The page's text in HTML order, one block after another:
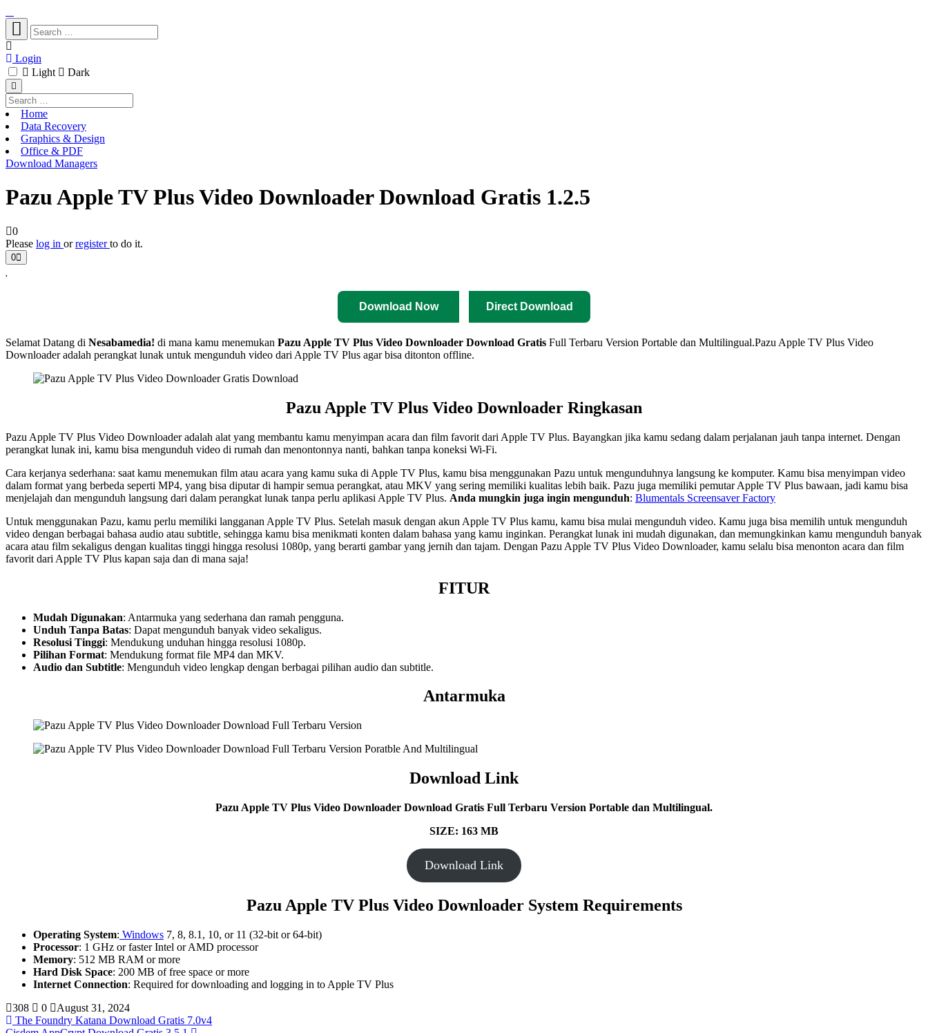
Login
Light
Dark
Home
Data Recovery
Graphics & Design
Office & PDF
Download Managers
Pazu Apple TV Plus Video Downloader Download Gratis 1.2.5
0
Please log in orregisterto do it.
0
Download Now Direct Download
Selamat Datang di Nesabamedia! di mana kamu menemukan Pazu Apple TV Plus Video Downloader Download Gratis Full Terbaru Version Portable dan Multilingual.Pazu Apple TV Plus Video
Downloader adalah perangkat lunak untuk mengunduh video dari Apple TV Plus agar bisa ditonton offline.
Pazu Apple TV Plus Video Downloader Ringkasan
Pazu Apple TV Plus Video Downloader adalah alat yang membantu kamu menyimpan acara dan film favorit dari Apple TV Plus. Bayangkan jika kamu sedang dalam perjalanan jauh tanpa internet. Dengan
perangkat lunak ini, kamu bisa mengunduh video di rumah dan menontonnya nanti, bahkan tanpa koneksi Wi-Fi.
Cara kerjanya sederhana: saat kamu menemukan film atau acara yang kamu suka di Apple TV Plus, kamu bisa menggunakan Pazu untuk mengunduhnya langsung ke komputer. Kamu bisa menyimpan video
dalam format yang berbeda seperti MP4, yang bisa diputar di hampir semua perangkat, atau MKV yang sering memiliki kualitas lebih baik. Pazu juga memiliki pemutar Apple TV Plus bawaan, jadi kamu bisa
menjelajah dan mengunduh langsung dari dalam perangkat lunak tanpa perlu aplikasi Apple TV Plus. Anda mungkin juga ingin mengunduh: Blumentals Screensaver Factory
Untuk menggunakan Pazu, kamu perlu memiliki langganan Apple TV Plus. Setelah masuk dengan akun Apple TV Plus kamu, kamu bisa mulai mengunduh video. Kamu juga bisa memilih untuk mengunduh
video dengan berbagai bahasa audio atau subtitle, sehingga kamu bisa menikmati konten dalam bahasa yang kamu inginkan. Perangkat lunak ini mudah digunakan, dan memungkinkan kamu mengunduh banyak
acara atau film sekaligus dengan kualitas tinggi hingga resolusi 1080p, yang berarti gambar yang jernih dan tajam. Dengan Pazu Apple TV Plus Video Downloader, kamu selalu bisa menonton acara dan film
favorit dari Apple TV Plus kapan saja dan di mana saja!
FITUR
Mudah Digunakan: Antarmuka yang sederhana dan ramah pengguna.
Unduh Tanpa Batas: Dapat mengunduh banyak video sekaligus.
Resolusi Tinggi: Mendukung unduhan hingga resolusi 1080p.
Pilihan Format: Mendukung format file MP4 dan MKV.
Audio dan Subtitle: Mengunduh video lengkap dengan berbagai pilihan audio dan subtitle.
Antarmuka
Download Link
Pazu Apple TV Plus Video Downloader Download Gratis Full Terbaru Version Portable dan Multilingual.
SIZE: 163 MB
Download Link
Pazu Apple TV Plus Video Downloader System Requirements
Operating System: Windows 7, 8, 8.1, 10, or 11 (32-bit or 64-bit)
Processor: 1 GHz or faster Intel or AMD processor
Memory: 512 MB RAM or more
Hard Disk Space: 200 MB of free space or more
Internet Connection: Required for downloading and logging in to Apple TV Plus
308
0
August 31, 2024
The Foundry Katana Download Gratis 7.0v4